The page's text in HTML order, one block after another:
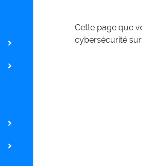
Cette page que
cybersécurité